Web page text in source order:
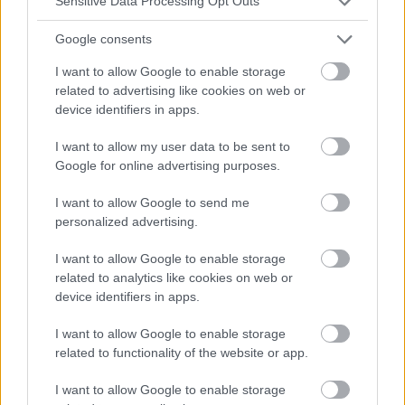
Google consents
I want to allow Google to enable storage
related to advertising like cookies on web or
device identifiers in apps.
I want to allow my user data to be sent to
Google for online advertising purposes.
I want to allow Google to send me
personalized advertising.
I want to allow Google to enable storage
related to analytics like cookies on web or
device identifiers in apps.
I want to allow Google to enable storage
related to functionality of the website or app.
I want to allow Google to enable storage
Les femmes polonaises se sentent-elles épanouies
dans leurs rôles sociaux ?
Être une partenaire, une épouse, une amie, une collègue, une
mère, une sœur, une fille, une employée, une femme au
foyer tout en restant une femme. Répondre aux besoins des
autres, mais trouver du...
FEMME